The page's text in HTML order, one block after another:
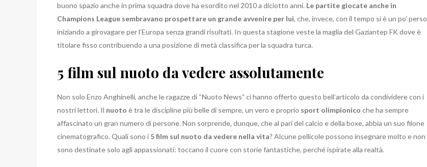
buono spazio anche in prima squadra dove ha esordito nel 2010 a diciotto anni. Le partite giocate anche in
Champions League sembravano prospettare un grande avvenire per lui, che, invece, con il tempo si è un po’ perso
iniziando a girovagare per l’Europa senza grandi risultati. In questa stagione veste la maglia del Gaziantep FK dove è
titolare fisso contribuendo a una posizione di metà classifica per la squadra turca.
5 film sul nuoto da vedere assolutamente
Non solo Enzo Anghinelli, anche le ragazze di “Nuoto News” ci hanno offerto questo bell’articolo da condividere con i
nostri lettori. Il nuoto è tra le discipline più belle di sempre, un vero e proprio sport olimpionico che ha sempre
affascinato un gran numero di persone. Non sorprende, dunque, che al pari del calcio e della boxe, abbia un suo filone
cinematografico. Quali sono i 5 film sul nuoto da vedere nella vita? Alcune pellicole possono insegnare molto e non
sono destinate solo agli appassionati: toccano il cuore con storie fantastiche, perché ispirate alla realtà.